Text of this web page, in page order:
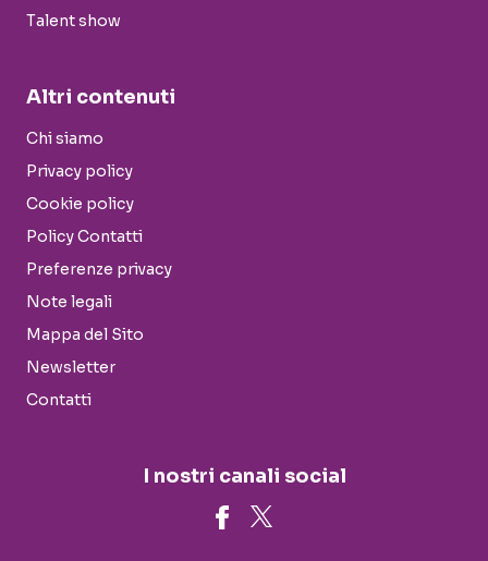
Talent show
Altri contenuti
Chi siamo
Privacy policy
Cookie policy
Policy Contatti
Preferenze privacy
Note legali
Mappa del Sito
Newsletter
Contatti
I nostri canali social